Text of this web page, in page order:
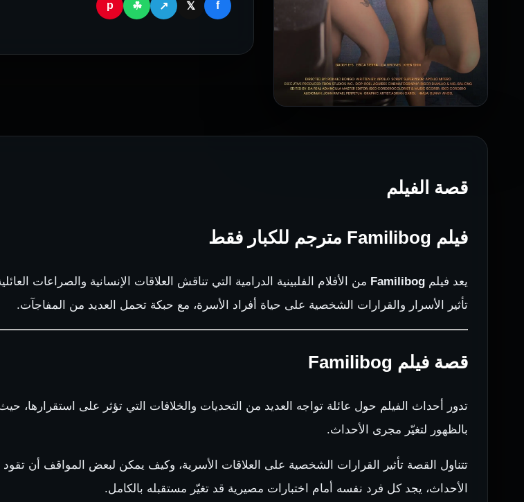
f
𝕏
↗
☘
p
قصة الفيلم
فيلم Familibog مترجم للكبار فقط
يعد فيلم Familibog من الأفلام الفلبينية الدرامية التي تناقش العلاقات الإنسانية
تأثير الأسرار والقرارات الشخصية على حياة أفراد الأسرة، مع حبكة تحمل العديد من المفاجآت.
قصة فيلم Familibog
تدور أحداث الفيلم حول عائلة تواجه العديد من التحديات والخلافات التي تؤثر على استقرارها،
بالظهور لتغيّر مجرى الأحداث.
تتناول القصة تأثير القرارات الشخصية على العلاقات الأسرية، وكيف يمكن لبعض المواقف أن
الأحداث، يجد كل فرد نفسه أمام اختبارات مصيرية قد تغيّر مستقبله بالكامل.